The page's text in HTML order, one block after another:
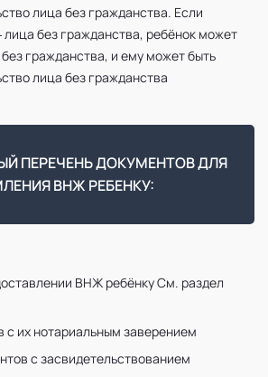
лица без гражданства. Если
без гражданства, ребёнок может
гражданства, и ему может быть
лица без гражданства
ПЕРЕЧЕНЬ ДОКУМЕНТОВ ДЛЯ
ВНЖ РЕБЕНКУ:
ВНЖ ребёнку См. раздел
с их нотариальным заверением
с засвидетельствованием